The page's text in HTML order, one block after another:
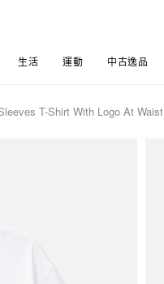
生活 運動 中古逸品
T-Shirt With Logo At Waist